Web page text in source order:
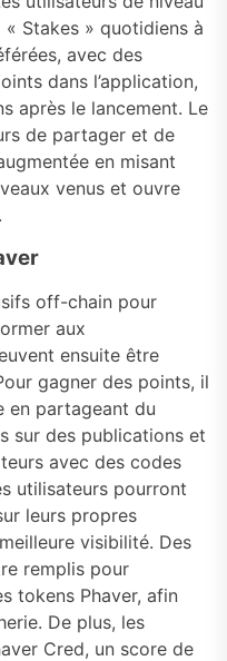
Stakes » quotidiens à
avec des
dans l’application,
après le lancement. Le
de partager et de
en misant
venus et ouvre
off-chain pour
aux
ensuite être
gagner des points, il
en partageant du
sur des publications et
avec des codes
utilisateurs pourront
leurs propres
visibilité. Des
remplis pour
tokens Phaver, afin
De plus, les
Cred, un score de